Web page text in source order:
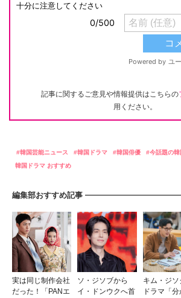
記事に関するご意見や情報提供はこちらの
用ください。
韓国芸能ニュース 韓国ドラマ 韓国俳優 今話題の
韓国ドラマ おすすめ
編集部おすすめ記事
実は同じ制作会社
だった！「PANエ
ソ・ジソブから
イ・ドンウクへ首
キム・ジソ
ドラマ「分